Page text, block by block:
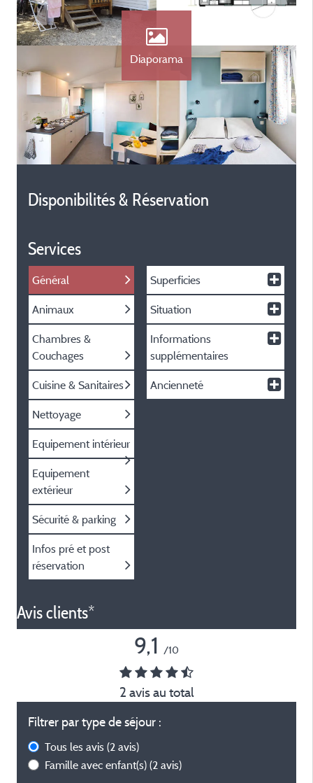
Diaporama
Disponibilités & Réservation
Services
Général
Animaux
Chambres &
Couchages
Cuisine & Sanitaires
Nettoyage
Equipement intérieur
Equipement
extérieur
Sécurité & parking
Infos pré et post
réservation
Superficies
Situation
Informations
supplémentaires
Ancienneté
Avis clients*
9,1 /10
2 avis au total
Filtrer par type de séjour :
Tous les avis (2 avis)
Famille avec enfant(s) (2 avis)